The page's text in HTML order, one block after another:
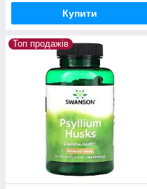
Купити
Топ продажів